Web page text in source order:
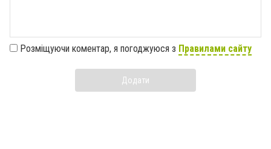
Розміщуючи коментар, я погоджуюся з Правилами сайту
Додати